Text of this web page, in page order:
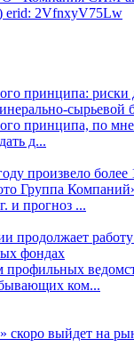
erid: 2VfnxyV75Lw
принципа: риски
сырьевой
принципа, по
д...
произвело более
Группа
и прогноз ...
продолжает
фондах
профильных
ком...
скоро выйдет на